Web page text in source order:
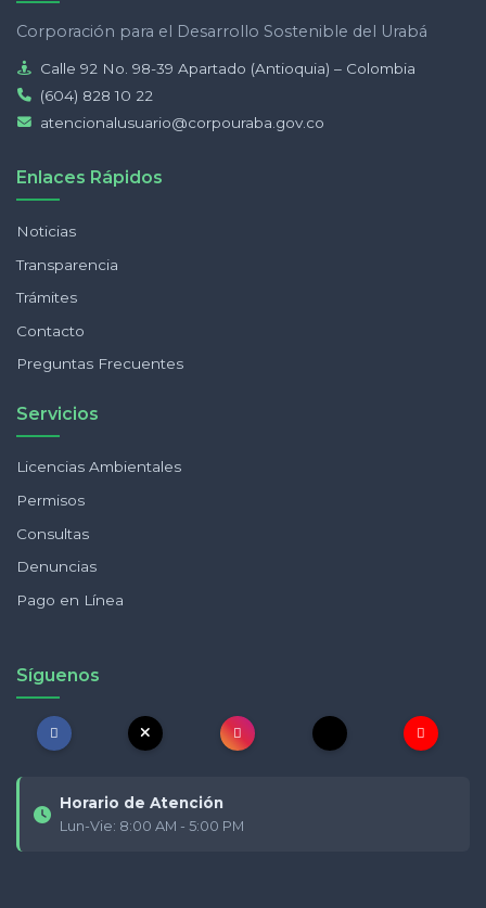
Corporación para el Desarrollo Sostenible del Urabá
Calle 92 No. 98-39 Apartado (Antioquia) – Colombia
(604) 828 10 22
atencionalusuario@corpouraba.gov.co
Enlaces Rápidos
Noticias
Transparencia
Trámites
Contacto
Preguntas Frecuentes
Servicios
Licencias Ambientales
Permisos
Consultas
Denuncias
Pago en Línea
Síguenos
Horario de Atención
Lun-Vie: 8:00 AM - 5:00 PM